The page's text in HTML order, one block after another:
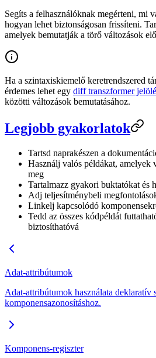
Segíts a felhasználóknak megérteni, mi
hogyan lehet biztonságosan frissíteni.
amelyek bemutatják a törő változások
Ha a szintaxiskiemelő keretrendszered
érdemes lehet egy diff transzformer
közötti változások bemutatásához.
Legjobb gyakorlatok
Tartsd naprakészen a
Használj valós példákat, amelyek
meg
Tartalmazz gyakori buktatókat és
Adj teljesítménybeli
Linkelj kapcsolódó
Tedd az összes kódpéldát
biztosíthatóvá
Adat-attribútumok
Adat-attribútumok használata deklaratív
komponensazonosításhoz.
Komponens-regiszter